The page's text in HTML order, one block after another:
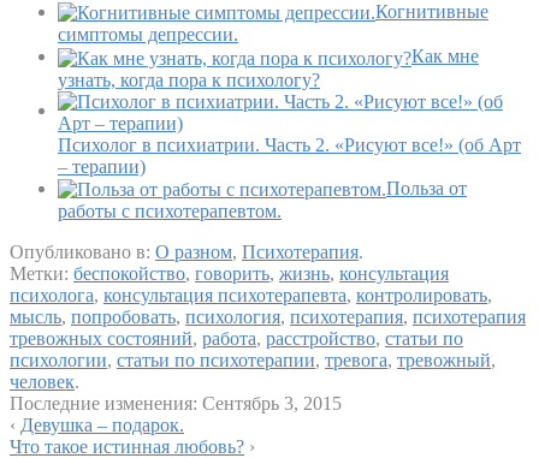
Когнитивные
симптомы депрессии.
Как мне
узнать, когда пора к психологу?
Психолог в психиатрии. Часть 2. «Рисуют все!» (об Арт
– терапии)
Польза от
работы с психотерапевтом.
Опубликовано в: О разном, Психотерапия.
Метки: беспокойство, говорить, жизнь, консультация
психолога, консультация психотерапевта, контролировать,
мысль, попробовать, психология, психотерапия, психотерапия
тревожных состояний, работа, расстройство, статьи по
психологии, статьи по психотерапии, тревога, тревожный,
человек.
Последние изменения: Сентябрь 3, 2015
‹ Девушка – подарок.
Что такое истинная любовь? ›